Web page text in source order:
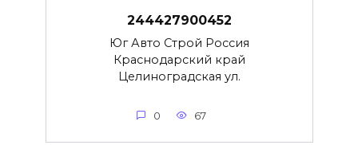
244427900452
Юг Авто Строй Россия
Краснодарский край
Целиноградская ул.
0 67